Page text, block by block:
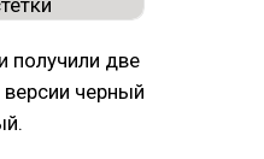
получили две
черный